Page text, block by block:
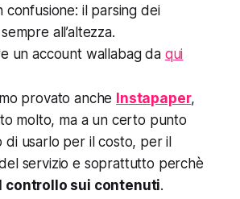
confusione: il parsing dei
all’altezza.
un account wallabag da qui
provato anche Instapaper,
molto, ma a un certo punto
di usarlo per il costo, per il
servizio e soprattutto perchè
controllo sui contenuti.